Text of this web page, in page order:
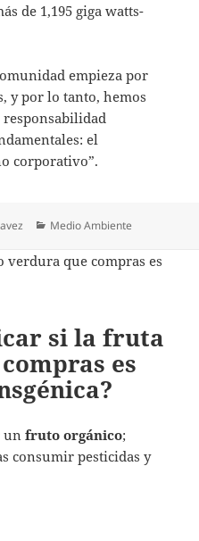
de 1,195 giga watts-
empieza por
y por lo tanto, hemos
responsabilidad
el
corporativo”.
Categorías
Medio Ambiente
si la fruta
es
unfruto orgánico;
consumir pesticidas y